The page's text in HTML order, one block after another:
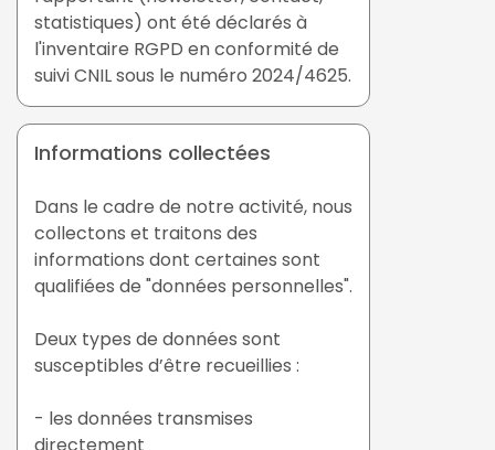
statistiques) ont été déclarés à
l'inventaire RGPD en conformité de
suivi CNIL sous le numéro 2024/4625.
Informations collectées
Dans le cadre de notre activité, nous
collectons et traitons des
informations dont certaines sont
qualifiées de "données personnelles".
Deux types de données sont
susceptibles d’être recueillies :
- les données transmises